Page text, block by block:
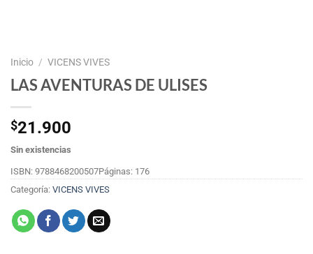
Inicio / VICENS VIVES
LAS AVENTURAS DE ULISES
$21.900
Sin existencias
ISBN: 9788468200507Páginas: 176
Categoría: VICENS VIVES